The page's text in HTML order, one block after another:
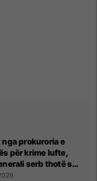
prokuroria e
për krime lufte,
serb thotë se
tradhtoi në